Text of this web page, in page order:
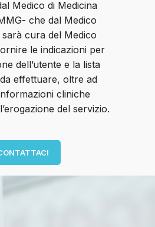
Medico di Medicina
che dal Medico
sarà cura del Medico
le indicazioni per
dell’utente e la lista
effettuare, oltre ad
cliniche
del servizio.